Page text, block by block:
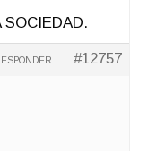
SOCIEDAD.
#12757